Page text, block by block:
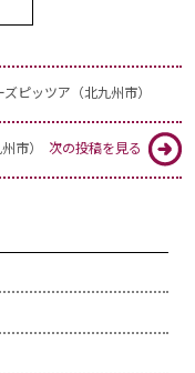
ピッツア（北九州市）
市） 次の投稿を見る